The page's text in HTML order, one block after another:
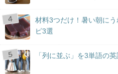
材料3つだけ！暑い朝に
ピ3選
「列に並ぶ」を3単語の